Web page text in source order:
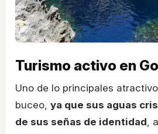
Turismo activo en
Uno de lo principales
buceo, ya que sus aguas
de sus señas de identidad ,